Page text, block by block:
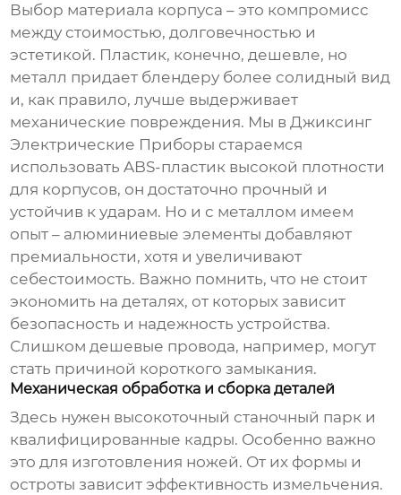
Выбор материала корпуса – это компромисс
между стоимостью, долговечностью и
эстетикой. Пластик, конечно, дешевле, но
металл придает блендеру более солидный вид
и, как правило, лучше выдерживает
механические повреждения. Мы в Джиксинг
Электрические Приборы стараемся
использовать ABS-пластик высокой плотности
для корпусов, он достаточно прочный и
устойчив к ударам. Но и с металлом имеем
опыт – алюминиевые элементы добавляют
премиальности, хотя и увеличивают
себестоимость. Важно помнить, что не стоит
экономить на деталях, от которых зависит
безопасность и надежность устройства.
Слишком дешевые провода, например, могут
стать причиной короткого замыкания.
Механическая обработка и сборка деталей
Здесь нужен высокоточный станочный парк и
квалифицированные кадры. Особенно важно
это для изготовления ножей. От их формы и
остроты зависит эффективность измельчения.